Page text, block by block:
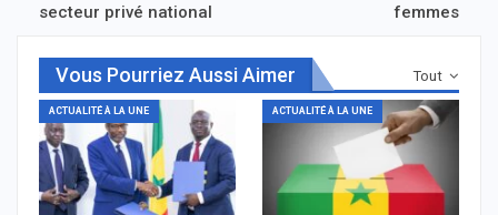
secteur privé national
femmes
Tout
Vous Pourriez Aussi Aimer
ACTUALITÉ À LA UNE ACTUALITÉ À LA UNE